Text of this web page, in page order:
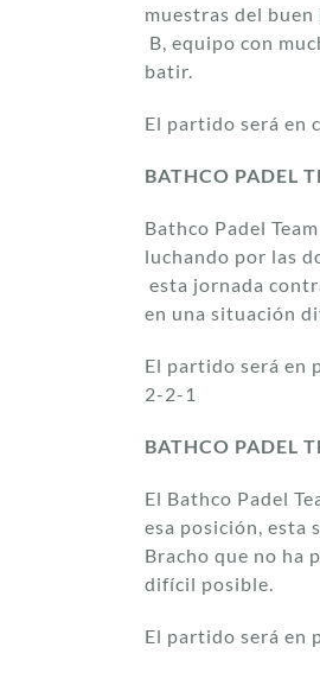
muestras del
B, equipo con
batir.
El partido será en
BATHCO PADEL
Bathco Padel
luchando por las
esta jornada
en una situación
El partido será en
2-2-1
BATHCO PADEL
El Bathco Padel
esa posición, esta
Bracho que no ha
difícil posible.
El partido será en